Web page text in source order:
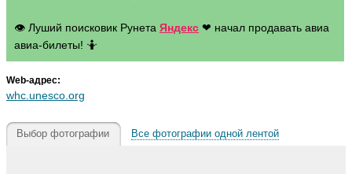
👁 Луший поисковик Рунета Яндекс ❤ начал продавать авиа
авиа-билеты! 🤷
Web-адрес:
whc.unesco.org
Выбор фотографии Все фотографии одной лентой